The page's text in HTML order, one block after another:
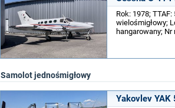
Rok: 1978;
wielośmigłowy;
hangarowany; Nr
Samolot jednośmigłowy
Yakovlev YAK